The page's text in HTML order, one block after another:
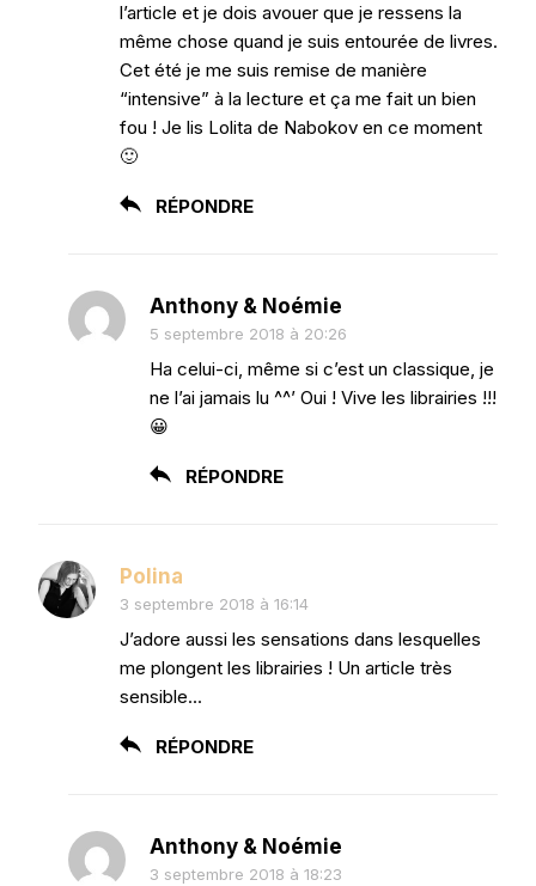
l’article et je dois avouer que je ressens la
même chose quand je suis entourée de livres.
Cet été je me suis remise de manière
“intensive” à la lecture et ça me fait un bien
fou ! Je lis Lolita de Nabokov en ce moment
🙂
RÉPONDRE
Anthony & Noémie
5 septembre 2018 à 20:26
Ha celui-ci, même si c’est un classique, je
ne l’ai jamais lu ^^’ Oui ! Vive les librairies !!!
😀
RÉPONDRE
Polina
3 septembre 2018 à 16:14
J’adore aussi les sensations dans lesquelles
me plongent les librairies ! Un article très
sensible…
RÉPONDRE
Anthony & Noémie
3 septembre 2018 à 18:23